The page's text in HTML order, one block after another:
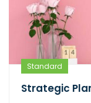
Standard
Strategic